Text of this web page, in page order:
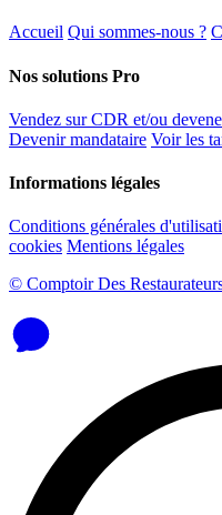
Accueil Qui sommes-nous ?
Nos solutions Pro
Vendez sur CDR et/ou
Devenir mandataire Voir les
Informations légales
Conditions générales
cookies Mentions légales
© Comptoir Des